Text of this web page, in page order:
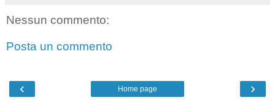
Nessun commento:
Posta un commento
‹ ›
Home page